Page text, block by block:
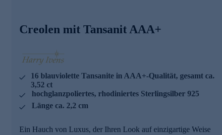
Qualität unserer Schmuckstücke angeht, gehen wir keine
des Lieferanten strengsten Prüfprozessen unterzogen. Unter
anderem beinhalten unsere Prüfprozesse Prüfungen auf
Konformität mit den Bestimmungen der Schweizer
Edelmetallkontrollgesetzgebung.
Creolen mit Tansanit AAA+
16 blauviolette Tansanite in AAA+-Qualität, gesamt ca.
3,52 ct
hochglanzpoliertes, rhodiniertes Sterlingsilber 925
Länge ca. 2,2 cm
Ein Hauch von Luxus, der Ihren Look auf einzigartige Weise